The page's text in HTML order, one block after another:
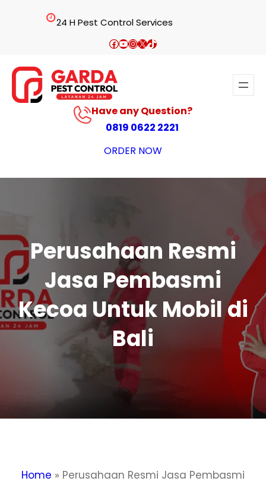
24 H Pest Control Services
Facebook
YouTube
Instagram
X TikTok
Have any Question?
0819 0622 2221
ORDER NOW
Perusahaan Resmi
Jasa Pembasmi
Kecoa Untuk Mobil di
Bali
Home » Perusahaan Resmi Jasa Pembasmi